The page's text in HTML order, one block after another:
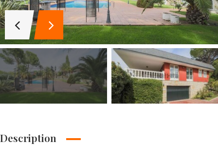
Description